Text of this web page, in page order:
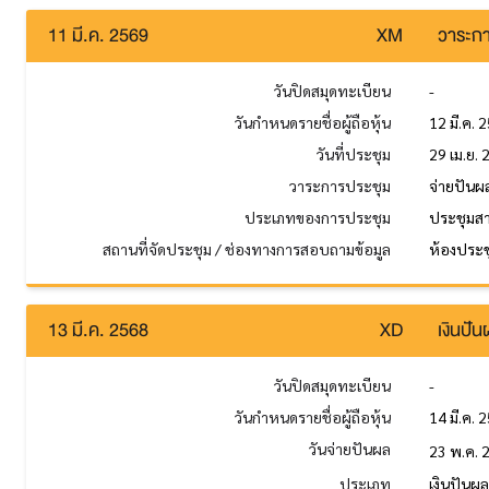
11 มี.ค. 2569 XM วาระ
วันปิดสมุดทะเบียน
-
วันกำหนดรายชื่อผู้ถือหุ้น
12 มี.ค.
วันที่ประชุม
29 เม.ย.
วาระการประชุม
จ่ายปันผ
ประเภทของการประชุม
ประชุมส
สถานที่จัดประชุม / ช่องทางการสอบถามข้อมูล
ห้องประ
13 มี.ค. 2568 XD เงินปั
วันปิดสมุดทะเบียน
-
วันกำหนดรายชื่อผู้ถือหุ้น
14 มี.ค.
วันจ่ายปันผล
23 พ.ค.
ประเภท
เงินปันผล